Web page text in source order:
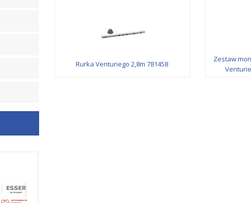
Rurka Venturiego 2,8m 781458
Zestaw